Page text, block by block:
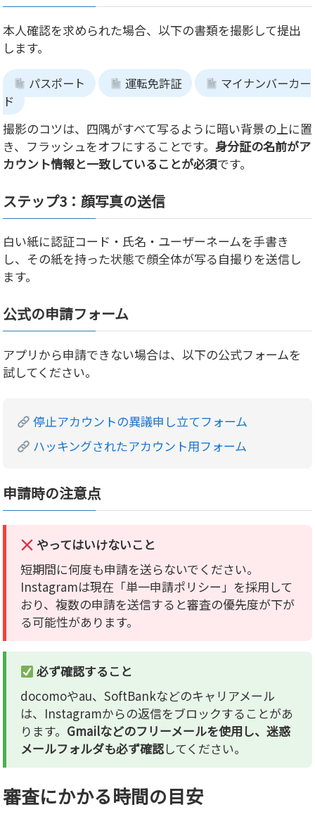
本人確認を求められた場合、以下の書類を撮影して提出
します。
パスポート 運転免許証
マイナンバーカー
ド
撮影のコツは、四隅がすべて写るように暗い背景の上に置
き、フラッシュをオフにすることです。 身分証の名前がア
カウント情報と一致していることが必須です。
ステップ3：顔写真の送信
白い紙に認証コード・氏名・ユーザーネームを手書き
し、その紙を持った状態で顔全体が写る自撮りを送信し
ます。
公式の申請フォーム
アプリから申請できない場合は、以下の公式フォームを
試してください。
停止アカウントの異議申し立てフォーム
ハッキングされたアカウント用フォーム
申請時の注意点
やってはいけないこと
短期間に何度も申請を送らないでください。
Instagramは現在「単一申請ポリシー」を採用して
おり、複数の申請を送信すると審査の優先度が下が
る可能性があります。
必ず確認すること
docomoやau、SoftBankなどのキャリアメール
は、Instagramからの返信をブロックすることがあ
ります。 Gmailなどのフリーメールを使用し、迷惑
メールフォルダも必ず確認してください。
審査にかかる時間の目安